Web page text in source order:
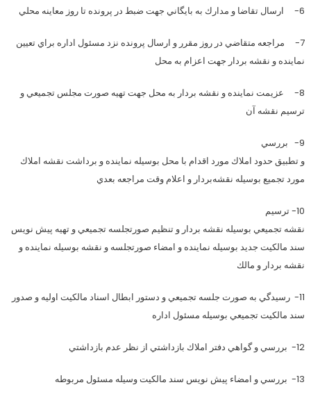
6- ارسال تقاضا و مدارك به بايگاني جهت ضبط در پرونده تا روز معاينه محلي
7- مراجعه متقاضي در روز مقرر و ارسال پرونده نزد مسئول اداره براي تعيين
نماينده و نقشه بردار جهت اعزام به محل
8- عزيمت نماينده و نقشه بردار به محل جهت تهيه صورت مجلس تجميعي و
ترسيم نقشه آن
9- بررسي
و تطبيق حدود املاك مورد اقدام با محل بوسيله نماينده و برداشت نقشه املاك
مورد تجميع بوسيله نقشه‌بردار و اعلام وقت مراجعه بعدي
10- ترسيم
نقشه تجميعي بوسيله نقشه بردار و تنظيم صورتجلسه تجميعي و تهيه پيش نويس
سند مالكيت جديد بوسيله نماينده و امضاء صورتجلسه و نقشه بوسيله نماينده و
نقشه بردار و مالك
11- رسيدگي به صورت جلسه تجميعي و دستور ابطال اسناد مالكيت اوليه و صدور
سند مالكيت تجميعي بوسيله مسئول اداره
12- بررسي و گواهي دفتر املاك بازداشتي از نظر عدم بازداشتي
13- بررسي و امضاء پيش نويس سند مالكيت وسيله مسئول مربوطه